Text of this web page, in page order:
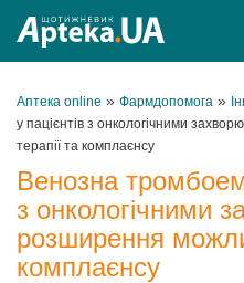
Аптека online » Фармдопомога »
у пацієнтів з онкологічними
терапії та комплаєнсу
Венозна
з онкологічними
розширення
комплаєнсу